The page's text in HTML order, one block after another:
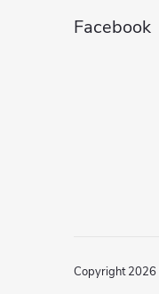
Facebook
Copyright 2026